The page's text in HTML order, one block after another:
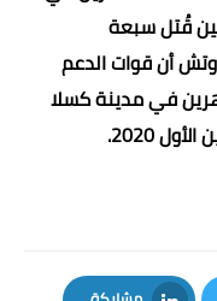
30 يونيو/حزيران 2019، حين قُتل سبعة
أن قوات الدعم
في مدينة كسلا
.